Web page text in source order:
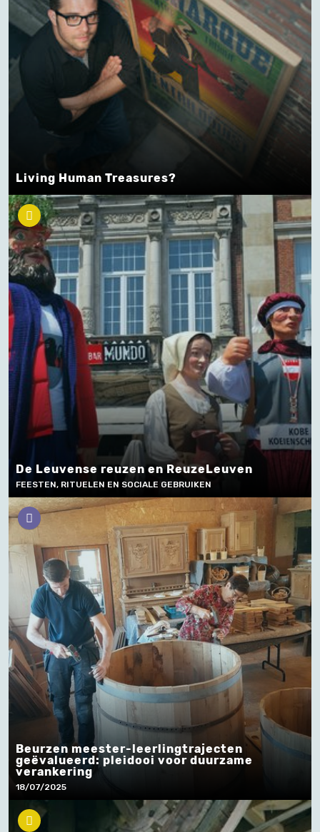
Living Human Treasures?
De Leuvense reuzen en ReuzeLeuven
FEESTEN, RITUELEN EN SOCIALE GEBRUIKEN
Beurzen meester-leerlingtrajecten
geëvalueerd: pleidooi voor duurzame
verankering
18/07/2025